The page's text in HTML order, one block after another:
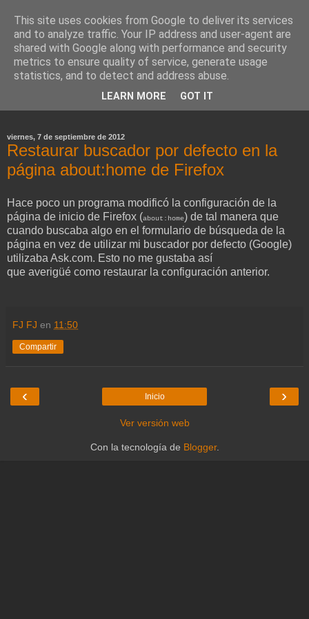
viernes, 7 de septiembre de 2012
Restaurar buscador por defecto en la
página about:home de Firefox
Hace poco un programa modificó la configuración de la
página de inicio de Firefox (about:home) de tal manera que
cuando buscaba algo en el formulario de búsqueda de la
página en vez de utilizar mi buscador por defecto (Google)
utilizaba Ask.com. Esto no me gustaba así
que averigüé como restaurar la configuración anterior.
FJ FJ en 11:50
Compartir
‹ ›
Inicio
Ver versión web
Con la tecnología de Blogger.
This site uses cookies from Google to deliver its services
and to analyze traffic. Your IP address and user-agent are
shared with Google along with performance and security
metrics to ensure quality of service, generate usage
statistics, and to detect and address abuse.
LEARN MORE GOT IT